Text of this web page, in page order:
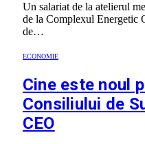
Un salariat de la atelierul
de la Complexul Energetic
de…
ECONOMIE
Cine este noul
Consiliului de
CEO